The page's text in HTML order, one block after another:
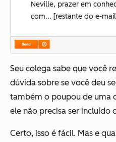
Neville, prazer em
com... [restante do e-
Seu colega sabe que você
dúvida sobre se você deu
também o poupou de uma
ele não precisa ser incluído
Certo, isso é fácil. Mas e